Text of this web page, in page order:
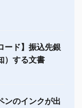
ード】振込先銀
）する文書
ンのインクが出